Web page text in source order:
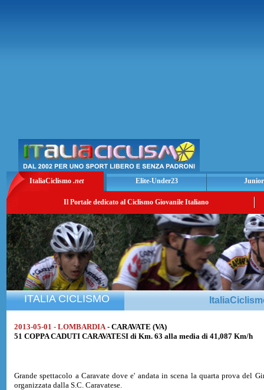
ItaliaCiclismo .net Elite-Under23
Il Portale dedicato al Ciclismo Giovanile Italiano
ITALIA CICLISMO
2013-05-01 - LOMBARDIA - CARAVATE (VA)
51 COPPA CADUTI CARAVATESI di Km. 63 alla media di 41,087 Km/h
Grande spettacolo a Caravate dove e' andata in scena la quarta prova del
organizzata dalla S.C. Caravatese.